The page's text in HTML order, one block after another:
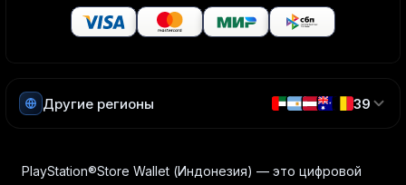
Другие регионы 39
PlayStation®Store Wallet (Индонезия) — это цифровой